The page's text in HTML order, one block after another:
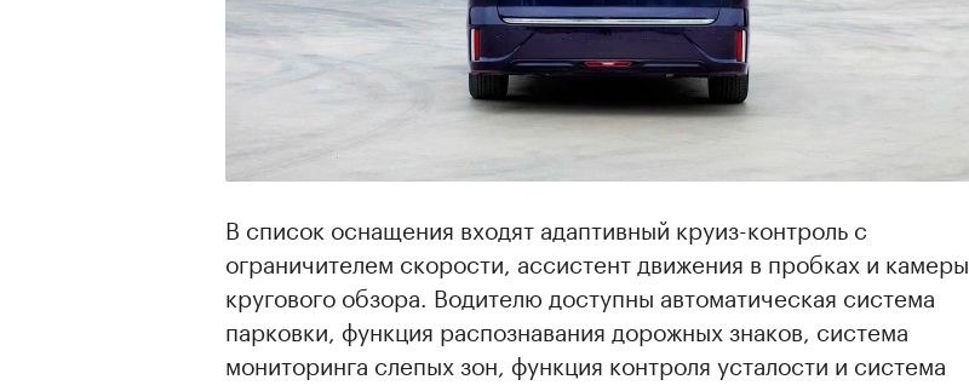
В список оснащения входят адаптивный круиз-контроль с
ограничителем скорости, ассистент движения в пробках и камеры
кругового обзора. Водителю доступны автоматическая система
парковки, функция распознавания дорожных знаков, система
мониторинга слепых зон, функция контроля усталости и система